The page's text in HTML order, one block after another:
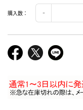
購入数：